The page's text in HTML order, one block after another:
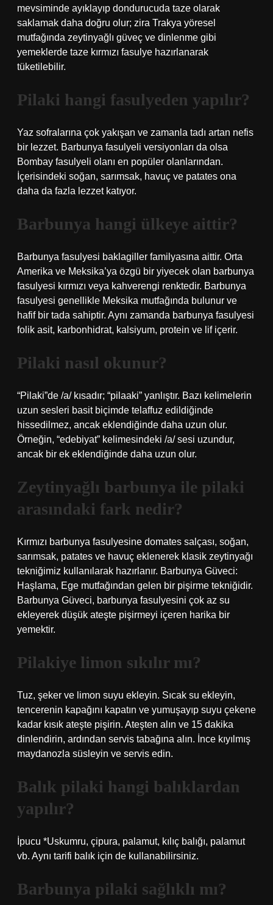
mevsiminde ayıklayıp dondurucuda taze olarak
saklamak daha doğru olur; zira Trakya yöresel
mutfağında zeytinyağlı güveç ve dinlenme gibi
yemeklerde taze kırmızı fasulye hazırlanarak
tüketilebilir.
Pilaki hangi fasulyeden yapılır?
Yaz sofralarına çok yakışan ve zamanla tadı artan nefis
bir lezzet. Barbunya fasulyeli versiyonları da olsa
Bombay fasulyeli olanı en popüler olanlarından.
İçerisindeki soğan, sarımsak, havuç ve patates ona
daha da fazla lezzet katıyor.
Barbunya hangi ülkeye aittir?
Barbunya fasulyesi baklagiller familyasına aittir. Orta
Amerika ve Meksika’ya özgü bir yiyecek olan barbunya
fasulyesi kırmızı veya kahverengi renktedir. Barbunya
fasulyesi genellikle Meksika mutfağında bulunur ve
hafif bir tada sahiptir. Aynı zamanda barbunya fasulyesi
folik asit, karbonhidrat, kalsiyum, protein ve lif içerir.
Pilaki nasıl okunur?
“Pilaki”de /a/ kısadır; “pilaaki” yanlıştır. Bazı kelimelerin
uzun sesleri basit biçimde telaffuz edildiğinde
hissedilmez, ancak eklendiğinde daha uzun olur.
Örneğin, “edebiyat” kelimesindeki /a/ sesi uzundur,
ancak bir ek eklendiğinde daha uzun olur.
Zeytinyağlı barbunya ile pilaki
arasındaki fark nedir?
Kırmızı barbunya fasulyesine domates salçası, soğan,
sarımsak, patates ve havuç eklenerek klasik zeytinyağı
tekniğimiz kullanılarak hazırlanır. Barbunya Güveci:
Haşlama, Ege mutfağından gelen bir pişirme tekniğidir.
Barbunya Güveci, barbunya fasulyesini çok az su
ekleyerek düşük ateşte pişirmeyi içeren harika bir
yemektir.
Pilakiye limon sıkılır mı?
Tuz, şeker ve limon suyu ekleyin. Sıcak su ekleyin,
tencerenin kapağını kapatın ve yumuşayıp suyu çekene
kadar kısık ateşte pişirin. Ateşten alın ve 15 dakika
dinlendirin, ardından servis tabağına alın. İnce kıyılmış
maydanozla süsleyin ve servis edin.
Balık pilaki hangi balıklardan
yapılır?
İpucu *Uskumru, çipura, palamut, kılıç balığı, palamut
vb. Aynı tarifi balık için de kullanabilirsiniz.
Barbunya pilaki sağlıklı mı?